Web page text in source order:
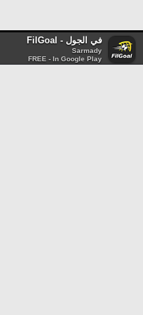
في الجول - FilGoal
Sarmady
FREE - In Google Play